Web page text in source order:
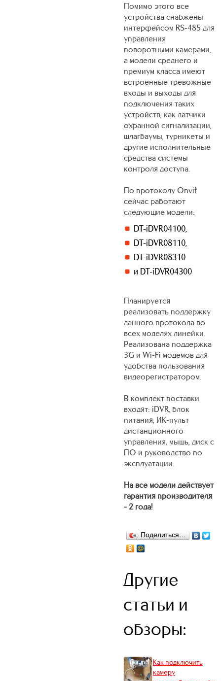
Помимо этого все
устройства снабжены
интерфейсом RS-485 для
управления
поворотными камерами,
а модели среднего и
премиум класса имеют
встроенные тревожные
входы и выходы для
подключения таких
устройств, как датчики
охранной сигнализации,
шлагбаумы, турникеты и
другие исполнительные
средства системы
контроля доступа.
По протоколу Onvif
сейчас работают
следующие модели:
DT-iDVR04100,
DT-iDVR08110,
DT-iDVR08310
и DT-iDVR04300
Планируется
реализовать поддержку
данного протокола во
всех моделях линейки.
Реализована поддержка
3G и Wi-Fi модемов для
удобства пользования
видеорегистратором.
В комплект поставки
входят: iDVR, блок
питания, ИК-пульт
дистанционного
управления, мышь, диск с
ПО и руководство по
эксплуатации.
На все модели действует
гарантия производителя
- 2 года!
Поделиться…
Другие
статьи и
обзоры:
Как подключить
камеру